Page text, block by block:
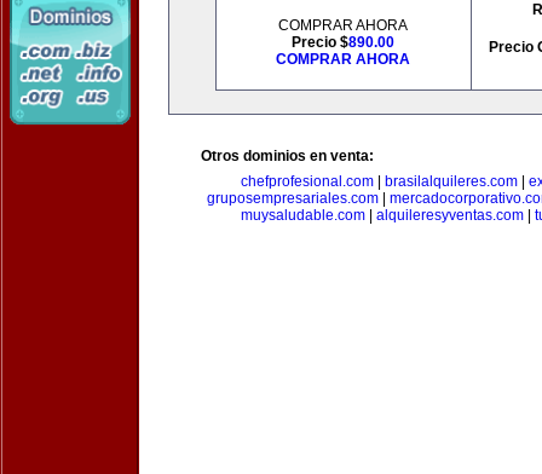
COMPRAR AHORA
Precio $890.00
COMPRAR AHORA
Precio
Otros dominios en venta:
chefprofesional.com
brasilalquileres.com
gruposempresariales.com
muysaludable.com
alquileresyventas.com